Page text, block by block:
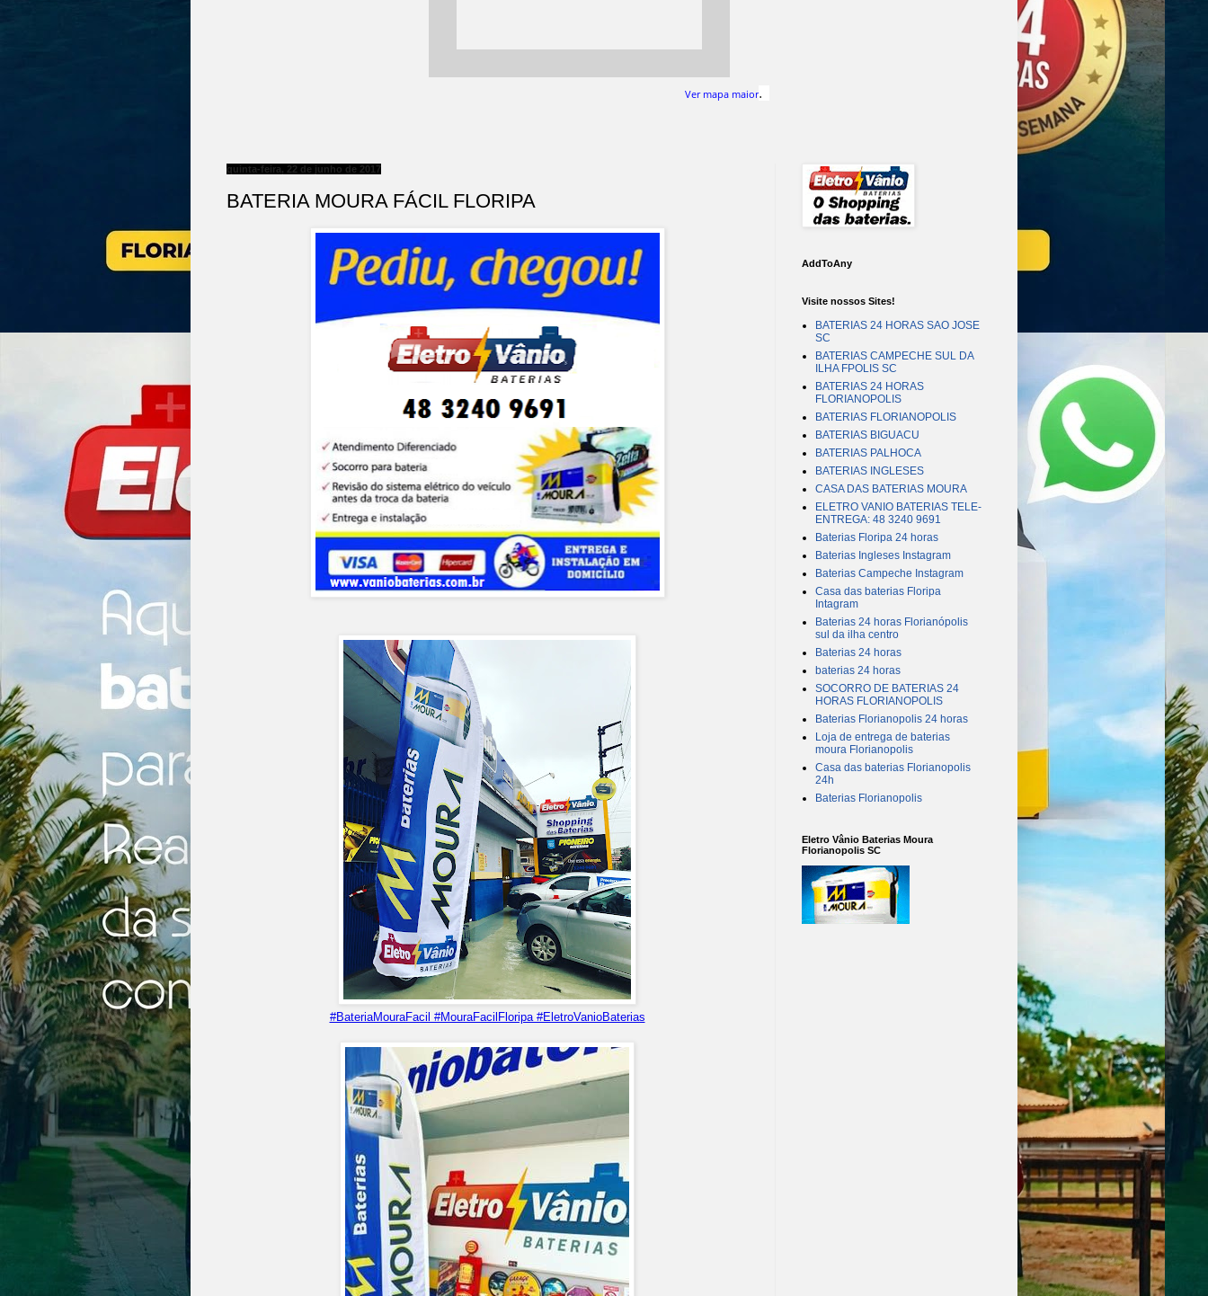
Ver mapa maior.
quinta-feira, 22 de junho de 2017
BATERIA MOURA FÁCIL FLORIPA
#BateriaMouraFacil #MouraFacilFloripa #EletroVanioBaterias
AddToAny
Visite nossos Sites!
BATERIAS 24 HORAS SAO JOSE
SC
BATERIAS CAMPECHE SUL DA
ILHA FPOLIS SC
BATERIAS 24 HORAS
FLORIANOPOLIS
BATERIAS FLORIANOPOLIS
BATERIAS BIGUACU
BATERIAS PALHOCA
BATERIAS INGLESES
CASA DAS BATERIAS MOURA
ELETRO VANIO BATERIAS TELE-
ENTREGA: 48 3240 9691
Baterias Floripa 24 horas
Baterias Ingleses Instagram
Baterias Campeche Instagram
Casa das baterias Floripa
Intagram
Baterias 24 horas Florianópolis
sul da ilha centro
Baterias 24 horas
baterias 24 horas
SOCORRO DE BATERIAS 24
HORAS FLORIANOPOLIS
Baterias Florianopolis 24 horas
Loja de entrega de baterias
moura Florianopolis
Casa das baterias Florianopolis
24h
Baterias Florianopolis
Eletro Vânio Baterias Moura
Florianopolis SC